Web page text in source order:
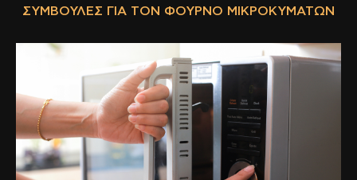
ΣΥΜΒΟΥΛΈΣ ΓΙΑ ΤΟΝ ΦΟΎΡΝΟ ΜΙΚΡΟΚΥΜΆΤΩΝ